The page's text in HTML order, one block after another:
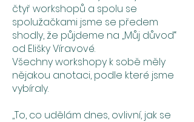
čtyř workshopů a spolu se
spolužačkami jsme se předem
shodly, že půjdeme na ,,Můj důvod“
od Elišky Víravové.
Všechny workshopy k sobě měly
nějakou anotaci, podle které jsme
vybíraly.
,,To, co udělám dnes, ovlivní, jak se